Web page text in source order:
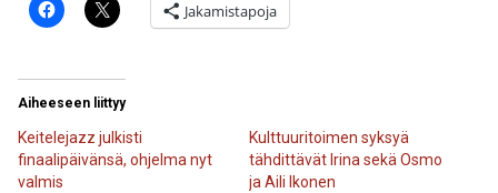
Jakamistapoja
Aiheeseen liittyy
Keitelejazz julkisti
finaalipäivänsä, ohjelma nyt
valmis
Kulttuuritoimen syksyä
tähdittävät Irina sekä Osmo
ja Aili Ikonen